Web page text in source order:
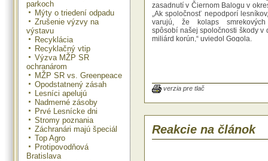
parkoch
Mýty o triedení odpadu
Zrušenie výzvy na
výstavu
Recyklácia
Recyklačný vtip
Výzva MŽP SR
ochranárom
MŽP SR vs. Greenpeace
Opodstatnený zásah
Lesníci apelujú
Nadmerné zásoby
Prvé Lesnícke dni
Stromy poznania
Záchranári majú špeciál
Top Agro
Protipovodňová
Bratislava
zasadnutí v Čiernom Balogu v
„Ak spoločnosť nepodporí
varujú, že kolaps smrekových
spôsobí našej spoločnosti škody v
miliárd korún,“ uviedol Gogola.
odumierajú aj v dôsledku
podpňovky, dlhodobého
globálneho otepľovania a ďalších
Lesníci pripomínajú, že hynutie
verzia pre tlač
Reakcie na článok